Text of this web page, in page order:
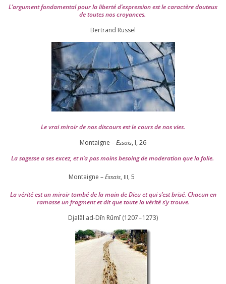
L’argument fon­da­men­tal pour la liber­té d’expression est le carac­tère dou­teux
de toutes nos croyances.
Ber­trand Russel
Le vrai miroir de nos dis­cours est le cours de nos vies.
Montaigne –Essais, I, 26
La sagesse a ses excez, et n’a pas moins besoing de mode­ra­tion que la folie.
Montaigne –Essais, III, 5
La véri­té est un miroir tom­bé de la main de Dieu et qui s’est bri­sé. Chacun en
ramasse un frag­ment et dit que toute la véri­té s’y trouve.
Djalāl ad-Dīn Rūmī (1207–1273)